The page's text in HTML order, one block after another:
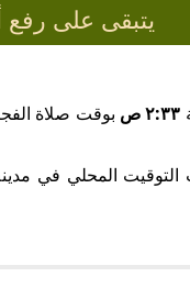
يتبقى على رفع
٢:٣٣ ص بوقت صلاة
المحلي في